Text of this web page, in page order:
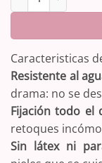
Caracteristicas
Resistente al
drama: no se
Fijación todo el
retoques
Sin látex ni